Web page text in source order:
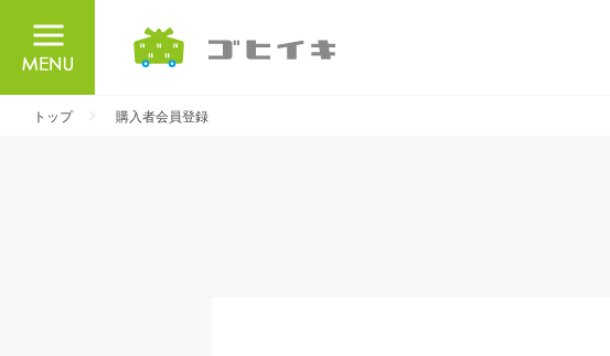
トップ 購入者会員登録